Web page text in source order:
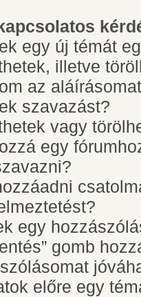
egy új témát
illetve
az
szavazást?
vagy
egy
egy
gomb
előre egy